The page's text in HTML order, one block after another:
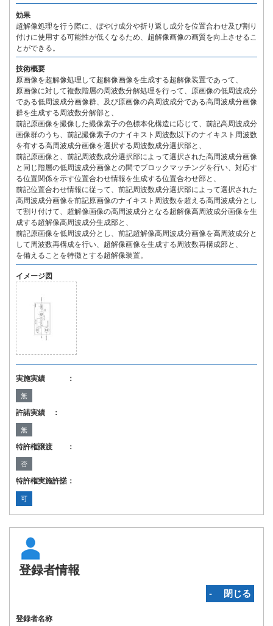
効果
超解像処理を行う際に、ぼやけ成分や折り返し成分を位置合わせ及び割り
付けに使用する可能性が低くなるため、超解像画像の画質を向上させるこ
とができる。
技術概要
原画像を超解像処理して超解像画像を生成する超解像装置であって、
原画像に対して複数階層の周波数分解処理を行って、原画像の低周波成分
である低周波成分画像群、及び原画像の高周波成分である高周波成分画像
群を生成する周波数分解部と、
前記原画像を撮像した撮像素子の色標本化構造に応じて、前記高周波成分
画像群のうち、前記撮像素子のナイキスト周波数以下のナイキスト周波数
を有する高周波成分画像を選択する周波数成分選択部と、
前記原画像と、前記周波数成分選択部によって選択された高周波成分画像
と同じ階層の低周波成分画像との間でブロックマッチングを行い、対応す
る位置関係を示す位置合わせ情報を生成する位置合わせ部と、
前記位置合わせ情報に従って、前記周波数成分選択部によって選択された
高周波成分画像を前記原画像のナイキスト周波数を超える高周波成分とし
て割り付けて、超解像画像の高周波成分となる超解像高周波成分画像を生
成する超解像高周波成分生成部と、
前記原画像を低周波成分とし、前記超解像高周波成分画像を高周波成分と
して周波数再構成を行い、超解像画像を生成する周波数再構成部と、
を備えることを特徴とする超解像装置。
イメージ図
実施実績 ：
無
許諾実績 ：
無
特許権譲渡 ：
否
特許権実施許諾：
可
登録者情報
‐ 閉じる
登録者名称